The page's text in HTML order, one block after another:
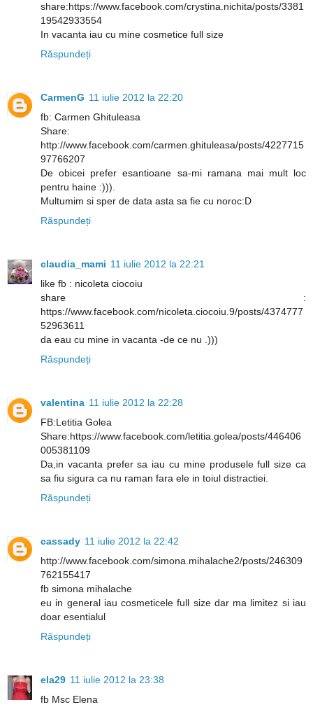
share:https://www.facebook.com/crystina.nichita/posts/3381
19542933554
In vacanta iau cu mine cosmetice full size
Răspundeți
CarmenG 11 iulie 2012 la 22:20
fb: Carmen Ghituleasa
Share:
http://www.facebook.com/carmen.ghituleasa/posts/4227715
97766207
De obicei prefer esantioane sa-mi ramana mai mult loc
pentru haine :))).
Multumim si sper de data asta sa fie cu noroc:D
Răspundeți
claudia_mami 11 iulie 2012 la 22:21
like fb : nicoleta ciocoiu
share :
https://www.facebook.com/nicoleta.ciocoiu.9/posts/4374777
52963611
da eau cu mine in vacanta -de ce nu .)))
Răspundeți
valentina 11 iulie 2012 la 22:28
FB:Letitia Golea
Share:https://www.facebook.com/letitia.golea/posts/446406
005381109
Da,in vacanta prefer sa iau cu mine produsele full size ca
sa fiu sigura ca nu raman fara ele in toiul distractiei.
Răspundeți
cassady 11 iulie 2012 la 22:42
http://www.facebook.com/simona.mihalache2/posts/246309
762155417
fb simona mihalache
eu in general iau cosmeticele full size dar ma limitez si iau
doar esentialul
Răspundeți
ela29 11 iulie 2012 la 23:38
fb Msc Elena